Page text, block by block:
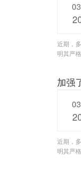
近期，
明其严
加强
近期，
明其严